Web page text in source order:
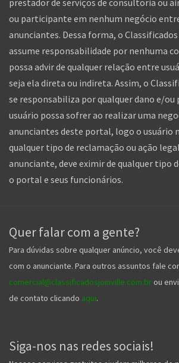
ou participante em nenhum negócio
anunciantes. Dessa forma, o
assume responsabilidade por nenhuma
possa advir de qualquer relação entre
seja ela direta ou indireta. Assim, o
se responsabiliza por qualquer dano e/ou
usuário possa sofrer ao realizar uma
anunciantes deste portal, logo o usuário
qualquer tipo de reclamação ou ação
anunciante, deve eximir de qualquer tipo
o portal e seus funcionários.
Quer falar com a gente?
Para dúvidas sobre qualquer anúncio, você
com o anunciante. Para outros assuntos fale
comercial@classificadosjoinville.com.br ou
de contato clicando aqui.
Siga-nos nas redes sociais!